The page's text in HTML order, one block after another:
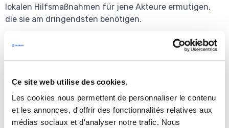
Ce site web utilise des cookies.
Les cookies nous permettent de personnaliser le contenu
et les annonces, d'offrir des fonctionnalités relatives aux
médias sociaux et d'analyser notre trafic. Nous
lokalen Hilfsmaßnahmen für jene Akteure ermutigen,
die sie am dringendsten benötigen.
???? eine Toolbox zur lokalen Organisation Ihrer
Aktionen
????????ein Netzwerk von Referenten an den
Standorten und von Mitgliedern des
Gemeindeausschusses in Ihren Unternehmen